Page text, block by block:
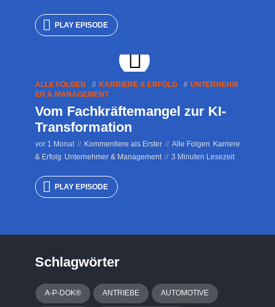
PLAY EPISODE
ALLE FOLGEN KARRIERE & ERFOLG
UNTERNEHM
ER & MANAGEMENT
Vom Fachkräftemangel zur KI-
Transformation
vor 1 Monat Kommentiere als Erster Alle Folgen Karriere
& Erfolg Unternehmer & Management 3 Minuten Lesezeit
PLAY EPISODE
Schlagwörter
A-P-DOK® ANTRIEBE AUTOMOTIVE